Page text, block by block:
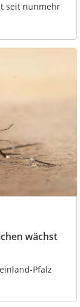
seit nunmehr
wächst
Pfalz